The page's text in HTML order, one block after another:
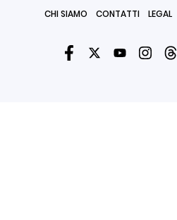
CHI SIAMO CONTATTI LEGAL